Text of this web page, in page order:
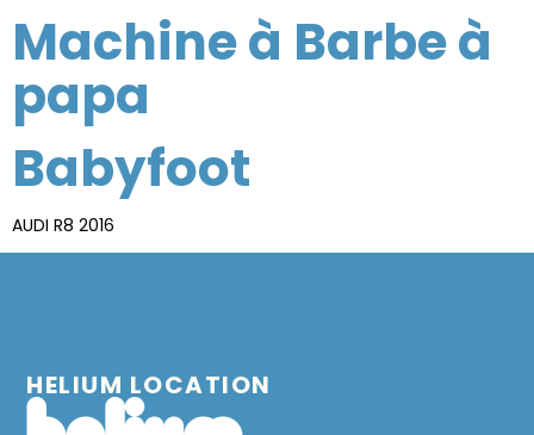
Machine à Barbe à
papa
Babyfoot
AUDI R8 2016
HELIUM LOCATION